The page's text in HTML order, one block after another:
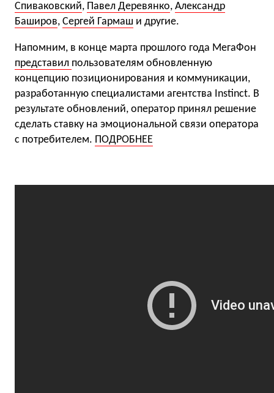
Спиваковский, Павел Деревянко, Александр
Баширов, Сергей Гармаш и другие.
Напомним, в конце марта прошлого года МегаФон
представил пользователям обновленную
концепцию позиционирования и коммуникации,
разработанную специалистами агентства Instinct. В
результате обновлений, оператор принял решение
сделать ставку на эмоциональной связи оператора
с потребителем. ПОДРОБНЕЕ